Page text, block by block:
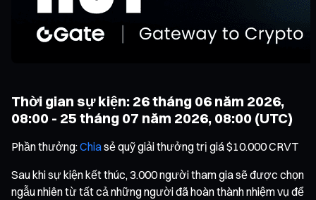
Thời gian sự kiện: 26 tháng 06 năm 2026,
08:00 - 25 tháng 07 năm 2026, 08:00 (UTC)
Phần thưởng:Chiasẻ quỹ giải thưởng trị giá $10.000 CRVT
Sau khi sự kiện kết thúc, 3.000 người tham gia sẽ được chọn
ngẫu nhiên từ tất cả những người đã hoàn thành nhiệm vụ để